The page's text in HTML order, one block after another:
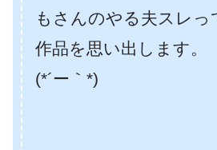
もさんのやる夫スレっ
作品を思い出します。
(*´ー｀*)